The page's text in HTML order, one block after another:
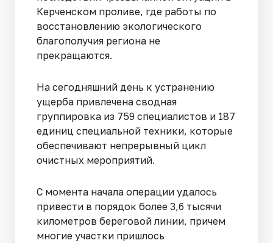
Керченском проливе, где работы по
восстановлению экологического
благополучия региона не
прекращаются.
На сегодняшний день к устранению
ущерба привлечена сводная
группировка из 759 специалистов и 187
единиц специальной техники, которые
обеспечивают непрерывный цикл
очистных мероприятий.
С момента начала операции удалось
привести в порядок более 3,6 тысячи
километров береговой линии, причем
многие участки пришлось